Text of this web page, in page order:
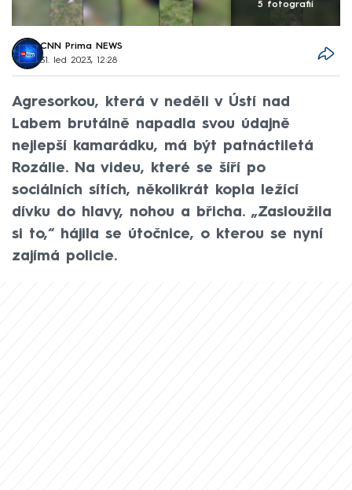
5 fotografií
CNN Prima NEWS
31. led 2023, 12:28
Agresorkou, která v neděli v Ústí nad
Labem brutálně napadla svou údajně
nejlepší kamarádku, má být patnáctiletá
Rozálie. Na videu, které se šíří po
sociálních sítích, několikrát kopla ležící
dívku do hlavy, nohou a břicha. „Zasloužila
si to,“ hájila se útočnice, o kterou se nyní
zajímá policie.